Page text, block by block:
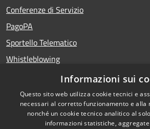
Conferenze di Servizio
PagoPA
Sportello Telematico
Whistleblowing
Teatro del Fuoco
Portale Storico della Provincia di Foggia
Informazioni sui
Questo sito web utilizza cookie tecnici e
necessari al corretto funzionamento e alla
nonché un cookie tecnico analitico al
informazioni statistiche,